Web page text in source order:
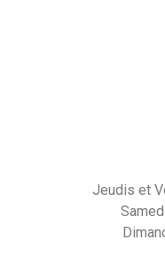
Jeudis et